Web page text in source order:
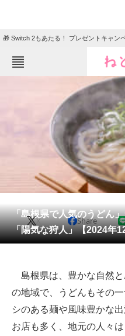
🎁 Switch 2もあたる！ プレゼントキャン
会員記事
メディア
ITの今と未来を見通す
スマホと通信の最新トレンド
「島根県で人気のうどん
「陽気な狩人」【2024年
X Share
島根県は、豊かな自然と
の地域で、うどんもその
シのある麺や風味豊かな
お店も多く、地元の人々